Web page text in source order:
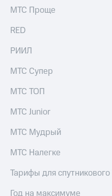
доход 15%
Пополнить
номер
МТС
Настройки
автоплатежа
Пополнить
другого
покупке
МТС Проще
RED
РИИЛ
МТС Супер
МТС ТОП
МТС Junior
МТС Мудрый
МТС Налегке
Тарифы для